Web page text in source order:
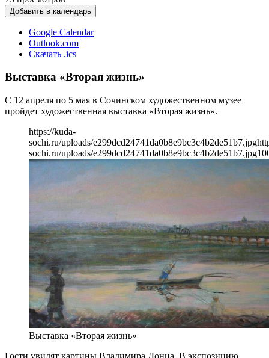
Добавить в календарь
Google Calendar
Outlook.com
Скачать .ics
Выставка «Вторая жизнь»
С 12 апреля по 5 мая в Сочинском художественном музее
пройдет художественная выставка «Вторая жизнь».
https://kuda-
sochi.ru/uploads/e299dcd24741da0b8e9bc3c4b2de51b7.jpg
sochi.ru/uploads/e299dcd24741da0b8e9bc3c4b2de51b7.jpg
Выставка «Вторая жизнь»
Гости увидят картины Владимира Донца. В экспозицию